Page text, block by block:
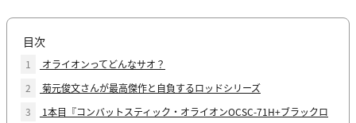
目次
1
オライオンってどんなサオ？
2
菊元俊文さんが最高傑作と自負するロッドシリーズ
3
1本目『コンバットスティック・オライオンOCSC-71H+ブラックロ